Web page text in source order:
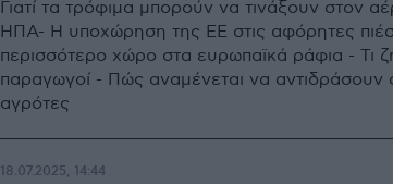
Γιατί τα τρόφιμα μπορούν να τινάξουν στον
ΗΠΑ- Η υποχώρηση της ΕΕ στις αφόρητες
περισσότερο χώρο στα ευρωπαϊκά ράφια - Τι
παραγωγοί - Πώς αναμένεται να αντιδράσουν
αγρότες
18.07.2025, 14:44